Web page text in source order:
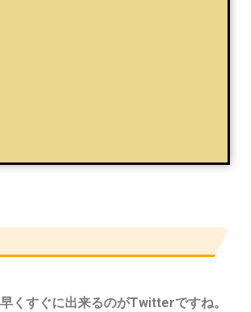
くすぐに出来るのがTwitterですね。